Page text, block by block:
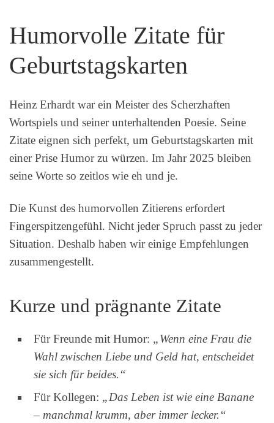
Humorvolle Zitate für
Geburtstagskarten
Heinz Erhardt war ein Meister des Scherzhaften
Wortspiels und seiner unterhaltenden Poesie. Seine
Zitate eignen sich perfekt, um Geburtstagskarten mit
einer Prise Humor zu würzen. Im Jahr 2025 bleiben
seine Worte so zeitlos wie eh und je.
Die Kunst des humorvollen Zitierens erfordert
Fingerspitzengefühl. Nicht jeder Spruch passt zu jeder
Situation. Deshalb haben wir einige Empfehlungen
zusammengestellt.
Kurze und prägnante Zitate
Für Freunde mit Humor: „Wenn eine Frau die
Wahl zwischen Liebe und Geld hat, entscheidet
sie sich für beides.“
Für Kollegen: „Das Leben ist wie eine Banane
– manchmal krumm, aber immer lecker.“